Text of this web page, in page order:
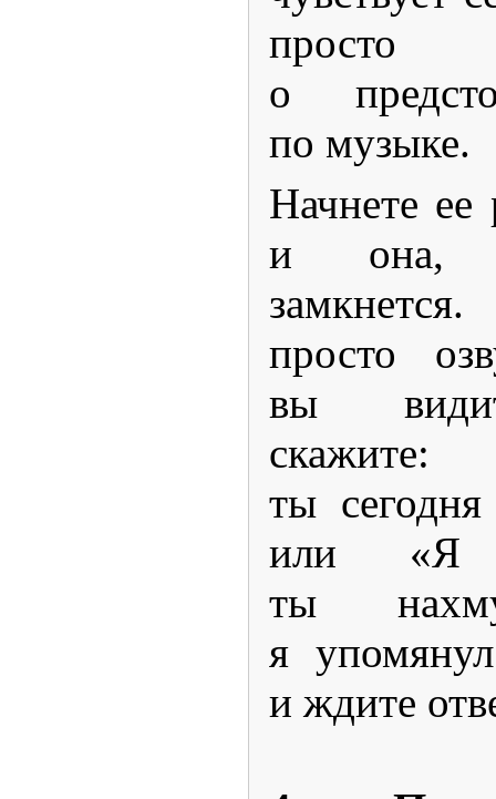
просто
о
по музыке.
Начнете
и она,
просто
вы
ты
или «Я
ты
я
и ждите